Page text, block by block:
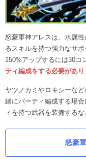
怒豪軍神アレス は、水属
るスキルを持つ強力なサ
150%アップするには30コ
ティ編成をする必要があり
ヤツノカミやロキシーな
緒にパーティ編成する場
ィを持つ武器を装備するな
怒豪